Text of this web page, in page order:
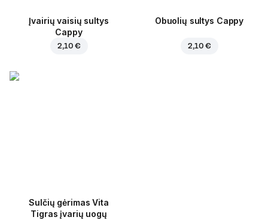
Įvairių vaisių sultys
Cappy
2,10 €
Obuolių sultys Cappy
2,10 €
Sulčių gėrimas Vita
Tigras įvarių uogų